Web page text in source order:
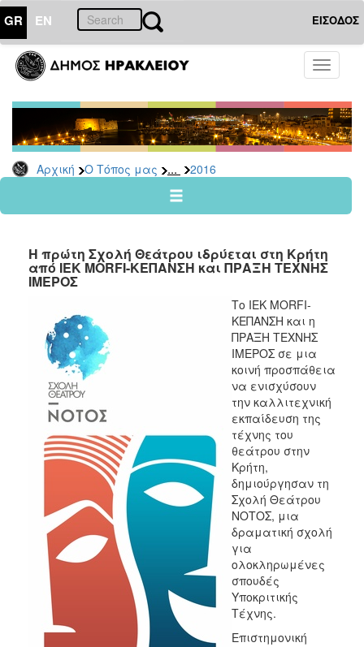
GR EN ΕΙΣΟΔΟΣ
Toggle
Αρχική Ο Τόπος μας ... 2016
ΤΟΠΟΣ
ΜΑΣ
Ανακοινώσεις
Αρχείο
2026
2024
2022
2021
2020
2019
2018
2017
2016
2015
2012
ΠΟΛΙΤΙΣΜΟΣ
Η πρώτη Σχολή Θεάτρου ιδρύεται στη Κρήτη
από ΙΕΚ MORFI-ΚΕΠΑΝΣΗ και ΠΡΑΞΗ ΤΕΧΝΗΣ
ΙΜΕΡΟΣ
Το ΙΕΚ MORFI-
ΚΕΠΑΝΣΗ και η
ΠΡΑΞΗ ΤΕΧΝΗΣ
ΙΜΕΡΟΣ σε μια
κοινή προσπάθεια
να ενισχύσουν
την καλλιτεχνική
εκπαίδευση της
τέχνης του
θεάτρου στην
Κρήτη,
δημιούργησαν τη
Σχολή Θεάτρου
ΝΟΤΟΣ, μια
δραματική σχολή
για
ολοκληρωμένες
σπουδές
Υποκριτικής
Τέχνης.
Επιστημονική